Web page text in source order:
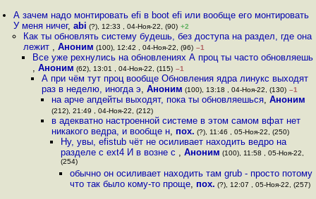
А зачем надо монтировать efi в boot efi или вообще его монтировать
У меня ничег,abi (?), 12:33 , 04-Ноя-22, (90) +2
Как ты обновлять систему будешь, без доступа на раздел, где она
лежит , Аноним (100), 12:42 , 04-Ноя-22, (96) –1
Все уже рехнулись на обновлениях А проц ты часто обновляешь
, Аноним (62), 13:01 , 04-Ноя-22, (115) –1
А при чём тут проц вообще Обновления ядра линукс выходят
раз в неделю, иногда э,Аноним (100), 13:18 , 04-Ноя-22, (130) –1
на арче апдейты выходят, пока ты обновляешься, Аноним
(212), 21:49 , 04-Ноя-22, (212)
в адекватно настроенной системе в этом самом вфат нет
никакого ведра, и вообще н, пох. (?), 11:46 , 05-Ноя-22, (250)
Ну, увы, efistub чёт не осиливает находить ведро на
разделе с ext4 И в возне с , Аноним (100), 11:58 , 05-Ноя-22,
(254)
обычно он осиливает находить там grub - просто потому
что так было кому-то проще, пох. (?), 12:07 , 05-Ноя-22, (257)